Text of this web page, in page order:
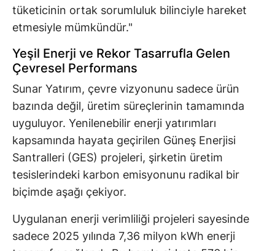
tüketicinin ortak sorumluluk bilinciyle hareket
etmesiyle mümkündür."
Yeşil Enerji ve Rekor Tasarrufla Gelen
Çevresel Performans
Sunar Yatırım, çevre vizyonunu sadece ürün
bazında değil, üretim süreçlerinin tamamında
uyguluyor. Yenilenebilir enerji yatırımları
kapsamında hayata geçirilen Güneş Enerjisi
Santralleri (GES) projeleri, şirketin üretim
tesislerindeki karbon emisyonunu radikal bir
biçimde aşağı çekiyor.
Uygulanan enerji verimliliği projeleri sayesinde
sadece 2025 yılında 7,36 milyon kWh enerji